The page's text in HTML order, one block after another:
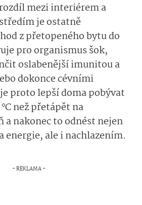
mezi interiérem a
je ostatně
z přetopeného bytu do
pro organismus šok,
oslabenější imunitou a
dokonce cévními
proto lepší doma pobývat
než přetápět na
a nakonec to odnést nejen
energie, ale i nachlazením.